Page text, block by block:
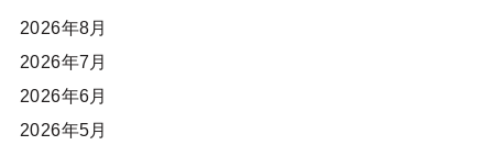
2026年8月
2026年7月
2026年6月
2026年5月